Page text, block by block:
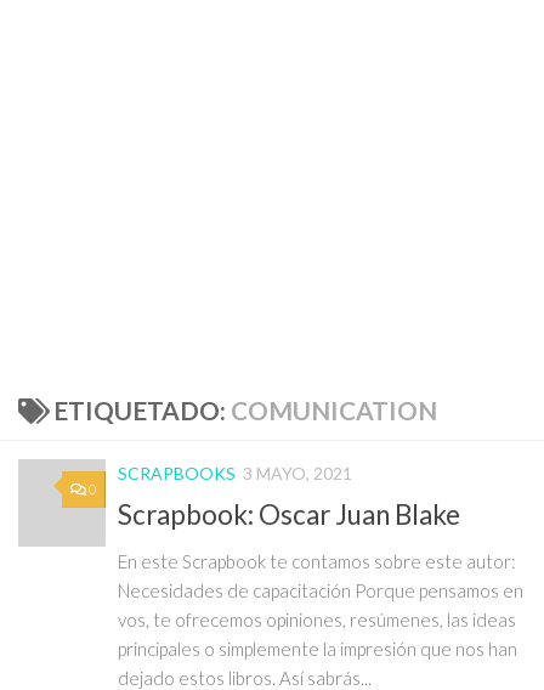
ETIQUETADO: COMUNICATION
0
SCRAPBOOKS 3 MAYO, 2021
Scrapbook: Oscar Juan Blake
En este Scrapbook te contamos sobre este autor:
Necesidades de capacitación Porque pensamos en
vos, te ofrecemos opiniones, resúmenes, las ideas
principales o simplemente la impresión que nos han
dejado estos libros. Así sabrás...